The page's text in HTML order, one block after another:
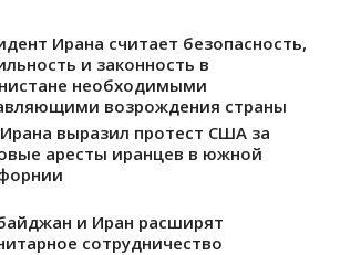
Ирана считает безопасность,
и законность в
необходимыми
возрождения страны
выразил протест США за
аресты иранцев в южной
и Иран расширят
сотрудничество